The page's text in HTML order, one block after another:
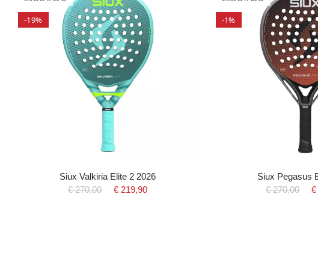
-19%
Siux Valkiria Elite 2 2026
€ 270,00
€ 219,90
-1%
Siux Pegasus
€ 270,00
€